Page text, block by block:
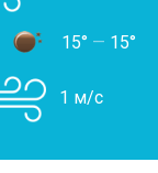
15° — 15°
1 м/с